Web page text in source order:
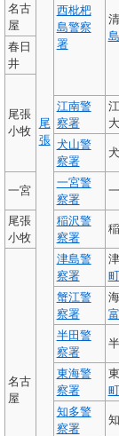
尾
張
西枇杷
島警察
署
名古
屋
春日
井
尾張
小牧
江南警
察署
犬山警
察署
一宮
一宮警
察署
尾張
小牧
稲沢警
察署
名古
屋
津島警
察署
町
蟹江警
察署
半田警
察署
東海警
察署
町
知多警
察署